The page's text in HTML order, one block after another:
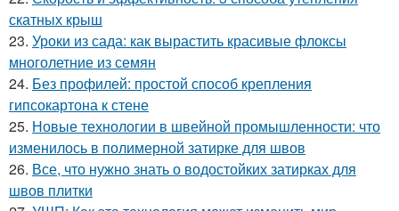
скатных крыш
23. Уроки из сада: как вырастить красивые флоксы
многолетние из семян
24. Без профилей: простой способ крепления
гипсокартона к стене
25. Новые технологии в швейной промышленности: что
изменилось в полимерной затирке для швов
26. Все, что нужно знать о водостойких затирках для
швов плитки